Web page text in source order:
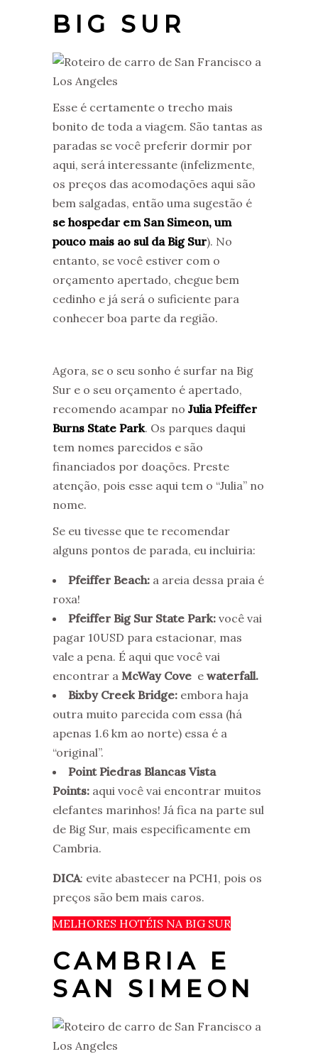
BIG SUR
Esse é certamente o trecho mais
bonito de toda a viagem. São tantas as
paradas se você preferir dormir por
aqui, será interessante (infelizmente,
os preços das acomodações aqui são
bem salgadas, então uma sugestão é
se hospedar em San Simeon, um
pouco mais ao sul da Big Sur). No
entanto, se você estiver com o
orçamento apertado, chegue bem
cedinho e já será o suficiente para
conhecer boa parte da região.
Agora, se o seu sonho é surfar na Big
Sur e o seu orçamento é apertado,
recomendo acampar no Julia Pfeiffer
Burns State Park. Os parques daqui
tem nomes parecidos e são
financiados por doações. Preste
atenção, pois esse aqui tem o “Julia” no
nome.
Se eu tivesse que te recomendar
alguns pontos de parada, eu incluiria:
Pfeiffer Beach: a areia dessa praia é
roxa!
Pfeiffer Big Sur State Park: você vai
pagar 10USD para estacionar, mas
vale a pena. É aqui que você vai
encontrar a McWay Cove e waterfall.
Bixby Creek Bridge: embora haja
outra muito parecida com essa (há
apenas 1.6 km ao norte) essa é a
“original”.
Point Piedras Blancas Vista
Points: aqui você vai encontrar muitos
elefantes marinhos! Já fica na parte sul
de Big Sur, mais especificamente em
Cambria.
DICA: evite abastecer na PCH1, pois os
preços são bem mais caros.
MELHORES HOTÉIS NA BIG SUR
CAMBRIA E
SAN SIMEON